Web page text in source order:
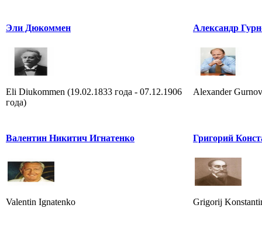
Эли Дюкоммен
Eli Diukommen (19.02.1833 года - 07.12.1906
года)
Александр
Alexander
Валентин Никитич Игнатенко
Valentin Ignatenko
Григорий
Grigorij